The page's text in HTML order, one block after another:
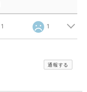
1 1
通報する